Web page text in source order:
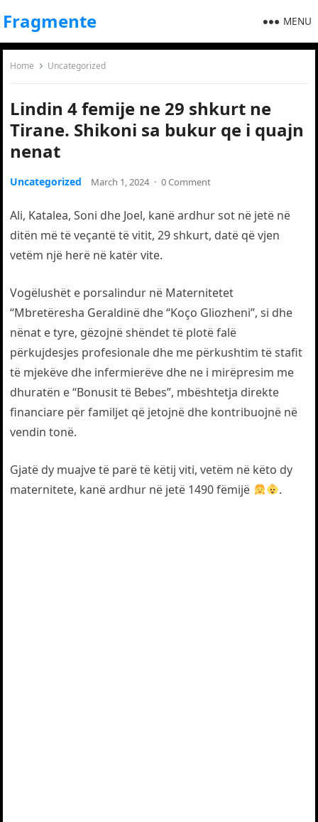
Fragmente MENU
Home Uncategorized
Lindin 4 femije ne 29 shkurt ne
Tirane. Shikoni sa bukur qe i quajn
nenat
Uncategorized March 1, 2024 · 0 Comment
Ali, Katalea, Soni dhe Joel, kanë ardhur sot në jetë në
ditën më të veçantë të vitit, 29 shkurt, datë që vjen
vetëm një herë në katër vite.
Vogëlushët e porsalindur në Maternitetet
“Mbretëresha Geraldinë dhe “Koço Gliozheni”, si dhe
nënat e tyre, gëzojnë shëndet të plotë falë
përkujdesjes profesionale dhe me përkushtim të stafit
të mjekëve dhe infermierëve dhe ne i mirëpresim me
dhuratën e “Bonusit të Bebes”, mbështetja direkte
financiare për familjet që jetojnë dhe kontribuojnë në
vendin tonë.
Gjatë dy muajve të parë të këtij viti, vetëm në këto dy
maternitete, kanë ardhur në jetë 1490 fëmijë
.